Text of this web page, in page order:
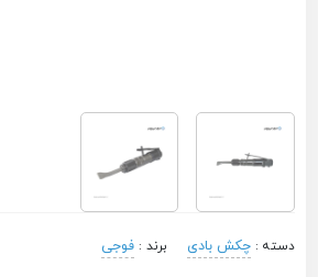
دسته :چکش بادی برند :فوجی